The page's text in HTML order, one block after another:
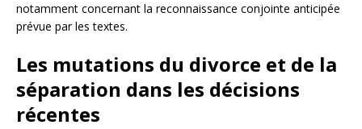
notamment concernant la reconnaissance conjointe anticipée
prévue par les textes.
Les mutations du divorce et de la
séparation dans les décisions
récentes